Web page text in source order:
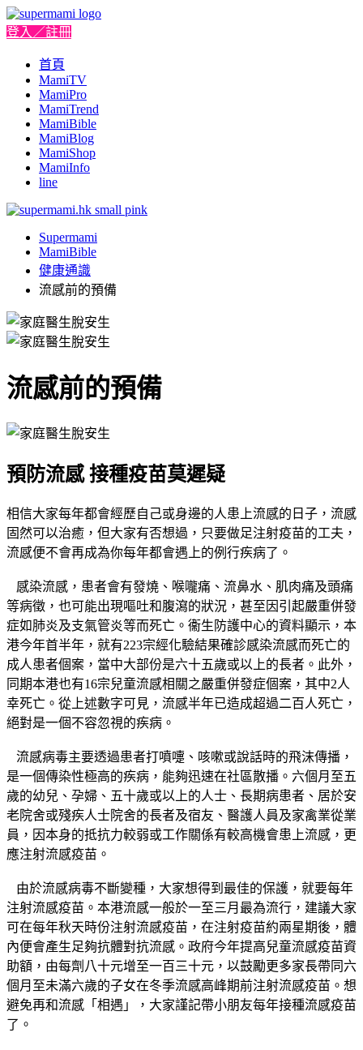
登入／註冊
首頁
MamiTV
MamiPro
MamiTrend
MamiBible
MamiBlog
MamiShop
MamiInfo
line
Supermami
MamiBible
健康通識
流感前的預備
流感前的預備
預防流感 接種疫苗莫遲疑
相信大家每年都會經歷自己或身邊的人患上流感的日子，流感
固然可以治癒，但大家有否想過，只要做足注射疫苗的工夫，
流感便不會再成為你每年都會遇上的例行疾病了。
感染流感，患者會有發燒、喉嚨痛、流鼻水、肌肉痛及頭痛
等病徵，也可能出現嘔吐和腹瀉的狀況，甚至因引起嚴重併發
症如肺炎及支氣管炎等而死亡。衞生防護中心的資料顯示，本
港今年首半年，就有223宗經化驗結果確診感染流感而死亡的
成人患者個案，當中大部份是六十五歲或以上的長者。此外，
同期本港也有16宗兒童流感相關之嚴重併發症個案，其中2人
幸死亡。從上述數字可見，流感半年已造成超過二百人死亡，
絕對是一個不容忽視的疾病。
流感病毒主要透過患者打噴嚏、咳嗽或說話時的飛沫傳播，
是一個傳染性極高的疾病，能夠迅速在社區散播。六個月至五
歲的幼兒、孕婦、五十歲或以上的人士、長期病患者、居於安
老院舍或殘疾人士院舍的長者及宿友、醫護人員及家禽業從業
員，因本身的抵抗力較弱或工作關係有較高機會患上流感，更
應注射流感疫苗。
由於流感病毒不斷變種，大家想得到最佳的保護，就要每年
注射流感疫苗。本港流感一般於一至三月最為流行，建議大家
可在每年秋天時份注射流感疫苗，在注射疫苗約兩星期後，體
內便會產生足夠抗體對抗流感。政府今年提高兒童流感疫苗資
助額，由每劑八十元增至一百三十元，以鼓勵更多家長帶同六
個月至未滿六歲的子女在冬季流感高峰期前注射流感疫苗。想
避免再和流感「相遇」，大家謹記帶小朋友每年接種流感疫苗
了。